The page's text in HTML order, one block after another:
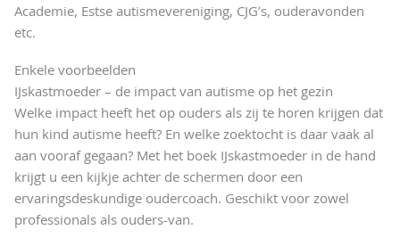
Academie, Estse autismevereniging, CJG’s, ouderavonden
etc.
Enkele voorbeelden
IJskastmoeder – de impact van autisme op het gezin
Welke impact heeft het op ouders als zij te horen krijgen dat
hun kind autisme heeft? En welke zoektocht is daar vaak al
aan vooraf gegaan? Met het boek IJskastmoeder in de hand
krijgt u een kijkje achter de schermen door een
ervaringsdeskundige oudercoach. Geschikt voor zowel
professionals als ouders-van.